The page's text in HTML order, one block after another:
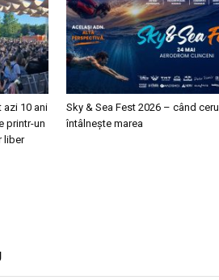
azi 10 ani
printr-un
liber
Sky & Sea Fest 2026 – când cerul
întâlnește marea